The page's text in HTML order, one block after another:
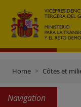
Home Côtes et
Navigation